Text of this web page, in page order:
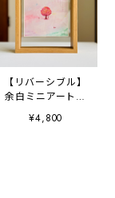
【リバーシブル】
余白ミニアートポ
スター（フレーム
付き）
¥4,800